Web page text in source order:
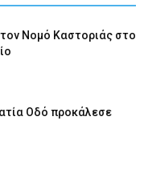
Νομό Καστοριάς στο
Οδό προκάλεσε